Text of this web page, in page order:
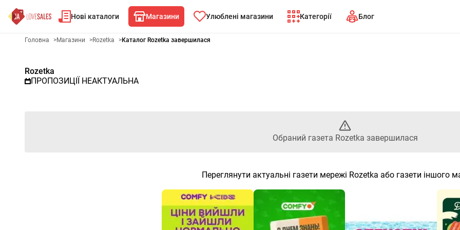
Нові каталоги Магазини Улюблені магазини Категорії Блог
Рекламна газета Rozetka - Обраний газета Rozetka
Головна >Магазини >Rozetka >Каталог Rozetka завершилася
Rozetka
ПРОПОЗИЦІЇ НЕАКТУАЛЬНА
Обраний газета Rozetka завершилася
Переглянути актуальні газети мережі Rozetka або газети іншого